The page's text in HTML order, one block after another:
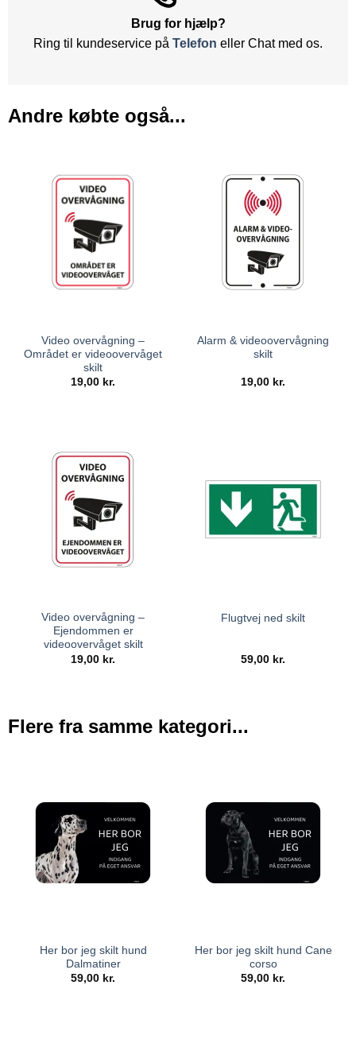
Brug for hjælp?
Ring til kundeservice på Telefon eller Chat med os.
Andre købte også...
Video overvågning –
Området er videoovervåget
skilt
19,00 kr.
Alarm & videoovervågning
skilt
19,00 kr.
Video overvågning –
Ejendommen er
videoovervåget skilt
19,00 kr.
Flugtvej ned skilt
59,00 kr.
Flere fra samme kategori...
Her bor jeg skilt hund
Dalmatiner
59,00 kr.
Her bor jeg skilt hund Cane
corso
59,00 kr.